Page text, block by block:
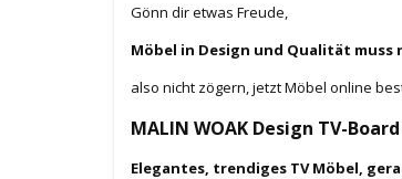
Gönn dir etwas Freude,
Möbel in Design und Qualität muss
also nicht zögern, jetzt Möbel online
MALIN WOAK Design TV-
Elegantes, trendiges TV Möbel,